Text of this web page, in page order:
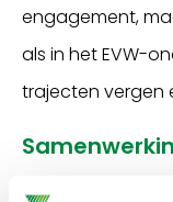
engagement,
als in het EVW-
trajecten vergen
Gezamenlijk